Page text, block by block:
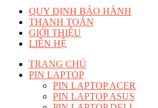
QUY ĐỊNH BẢO HÀNH
THANH TOÁN
GIỚI THIỆU
LIÊN HỆ
TRANG CHỦ
PIN LAPTOP
PIN LAPTOP ACER
PIN LAPTOP ASUS